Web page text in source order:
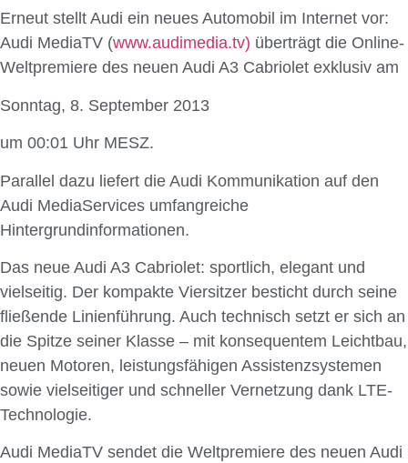
Erneut stellt Audi ein neues Automobil im Internet vor:
Audi MediaTV (www.audimedia.tv) überträgt die Online-
Weltpremiere des neuen Audi A3 Cabriolet exklusiv am
Sonntag, 8. September 2013
um 00:01 Uhr MESZ.
Parallel dazu liefert die Audi Kommunikation auf den
Audi MediaServices umfangreiche
Hintergrundinformationen.
Das neue Audi A3 Cabriolet: sportlich, elegant und
vielseitig. Der kompakte Viersitzer besticht durch seine
fließende Linienführung. Auch technisch setzt er sich an
die Spitze seiner Klasse – mit konsequentem Leichtbau,
neuen Motoren, leistungsfähigen Assistenzsystemen
sowie vielseitiger und schneller Vernetzung dank LTE-
Technologie.
Audi MediaTV sendet die Weltpremiere des neuen Audi